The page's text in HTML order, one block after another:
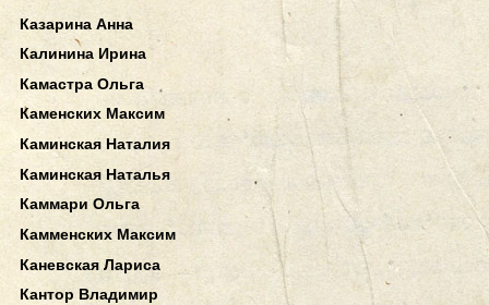
Казарина Анна
Калинина Ирина
Камастра Ольга
Каменских Максим
Каминская Наталия
Каминская Наталья
Каммари Ольга
Камменских Максим
Каневская Лариса
Кантор Владимир